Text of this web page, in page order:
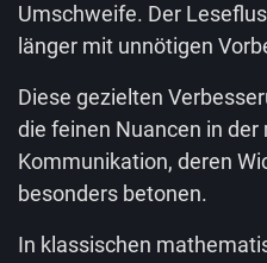
Umschweife. Der
länger mit unnötigen
Diese gezielten
die feinen Nuancen in der
Kommunikation, deren
besonders betonen.
In klassischen